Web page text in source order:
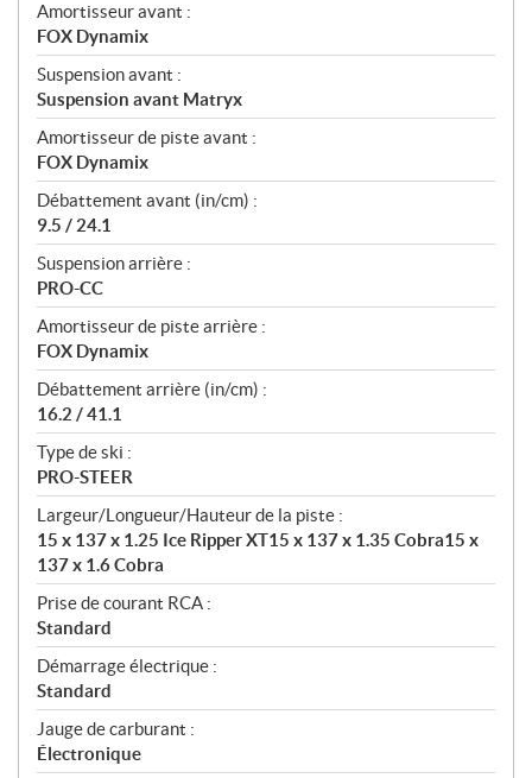
Amortisseur avant :
FOX Dynamix
Suspension avant :
Suspension avant Matryx
Amortisseur de piste avant :
FOX Dynamix
Débattement avant (in/cm) :
9.5 / 24.1
Suspension arrière :
PRO-CC
Amortisseur de piste arrière :
FOX Dynamix
Débattement arrière (in/cm) :
16.2 / 41.1
Type de ski :
PRO-STEER
Largeur/Longueur/Hauteur de la piste :
15 x 137 x 1.25 Ice Ripper XT15 x 137 x 1.35 Cobra15 x
137 x 1.6 Cobra
Prise de courant RCA :
Standard
Démarrage électrique :
Standard
Jauge de carburant :
Électronique